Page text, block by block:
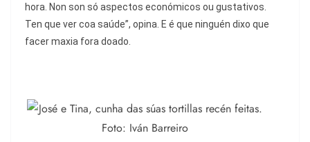
hora. Non son só aspectos económicos ou gustativos.
Ten que ver coa saúde”, opina. E é que ninguén dixo que
facer maxia fora doado.